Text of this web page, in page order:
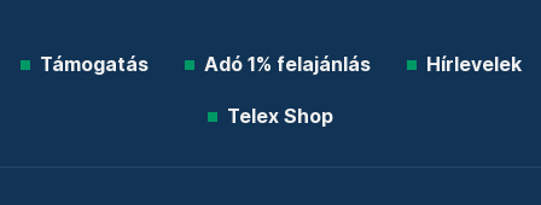
Támogatás Adó 1% felajánlás Hírlevelek
Telex Shop